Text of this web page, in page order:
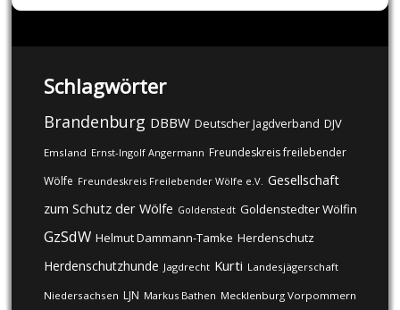
Schlagwörter
Brandenburg DBBW Deutscher Jagdverband DJV
Emsland Ernst-Ingolf Angermann Freundeskreis freilebender
Wölfe Freundeskreis Freilebender Wölfe e.V. Gesellschaft
zum Schutz der Wölfe Goldenstedt Goldenstedter Wölfin
GzSdW Helmut Dammann-Tamke Herdenschutz
Herdenschutzhunde Jagdrecht Kurti Landesjägerschaft
Niedersachsen LJN Markus Bathen Mecklenburg Vorpommern